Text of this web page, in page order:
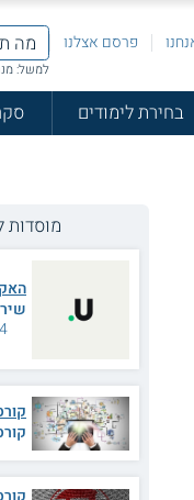
פרסם אצלנו
למשל:
בחירת לימודים
מוסדות